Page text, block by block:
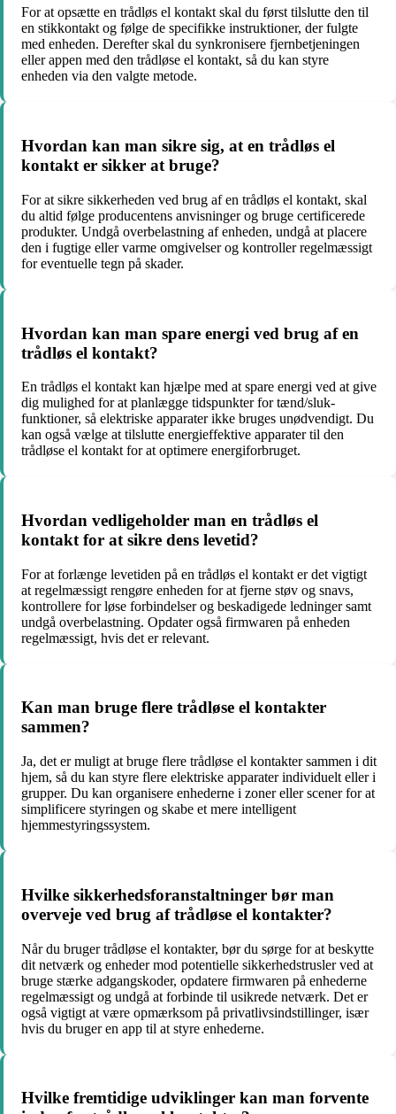
For at opsætte en trådløs el kontakt skal du først tilslutte den til
en stikkontakt og følge de specifikke instruktioner, der fulgte
med enheden. Derefter skal du synkronisere fjernbetjeningen
eller appen med den trådløse el kontakt, så du kan styre
enheden via den valgte metode.
Hvordan kan man sikre sig, at en trådløs el
kontakt er sikker at bruge?
For at sikre sikkerheden ved brug af en trådløs el kontakt, skal
du altid følge producentens anvisninger og bruge certificerede
produkter. Undgå overbelastning af enheden, undgå at placere
den i fugtige eller varme omgivelser og kontroller regelmæssigt
for eventuelle tegn på skader.
Hvordan kan man spare energi ved brug af en
trådløs el kontakt?
En trådløs el kontakt kan hjælpe med at spare energi ved at give
dig mulighed for at planlægge tidspunkter for tænd/sluk-
funktioner, så elektriske apparater ikke bruges unødvendigt. Du
kan også vælge at tilslutte energieffektive apparater til den
trådløse el kontakt for at optimere energiforbruget.
Hvordan vedligeholder man en trådløs el
kontakt for at sikre dens levetid?
For at forlænge levetiden på en trådløs el kontakt er det vigtigt
at regelmæssigt rengøre enheden for at fjerne støv og snavs,
kontrollere for løse forbindelser og beskadigede ledninger samt
undgå overbelastning. Opdater også firmwaren på enheden
regelmæssigt, hvis det er relevant.
Kan man bruge flere trådløse el kontakter
sammen?
Ja, det er muligt at bruge flere trådløse el kontakter sammen i dit
hjem, så du kan styre flere elektriske apparater individuelt eller i
grupper. Du kan organisere enhederne i zoner eller scener for at
simplificere styringen og skabe et mere intelligent
hjemmestyringssystem.
Hvilke sikkerhedsforanstaltninger bør man
overveje ved brug af trådløse el kontakter?
Når du bruger trådløse el kontakter, bør du sørge for at beskytte
dit netværk og enheder mod potentielle sikkerhedstrusler ved at
bruge stærke adgangskoder, opdatere firmwaren på enhederne
regelmæssigt og undgå at forbinde til usikrede netværk. Det er
også vigtigt at være opmærksom på privatlivsindstillinger, især
hvis du bruger en app til at styre enhederne.
Hvilke fremtidige udviklinger kan man forvente